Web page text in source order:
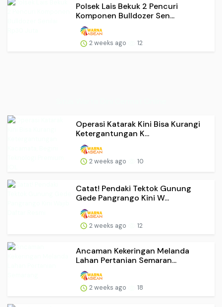
Polsek Lais Bekuk 2 Pencuri
Komponen Bulldozer Sen...
2 weeks ago 12
Operasi Katarak Kini Bisa Kurangi
Ketergantungan K...
2 weeks ago 10
Catat! Pendaki Tektok Gunung
Gede Pangrango Kini W...
2 weeks ago 12
Ancaman Kekeringan Melanda
Lahan Pertanian Semaran...
2 weeks ago 18